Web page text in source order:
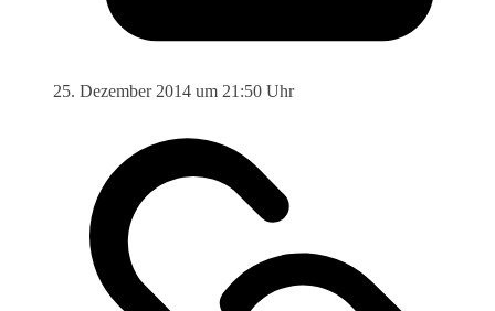
25. Dezember 2014 um 21:50 Uhr